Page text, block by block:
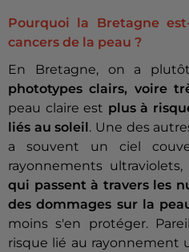
Pourquoi la Bretagne
cancers de la peau ?
En Bretagne, on a
phototypes clairs, voire
peau claire est plus à
liés au soleil . Une des
a souvent un ciel
rayonnements
qui passent à travers les
des dommages sur la
moins s'en protéger.
risque lié au rayonnement